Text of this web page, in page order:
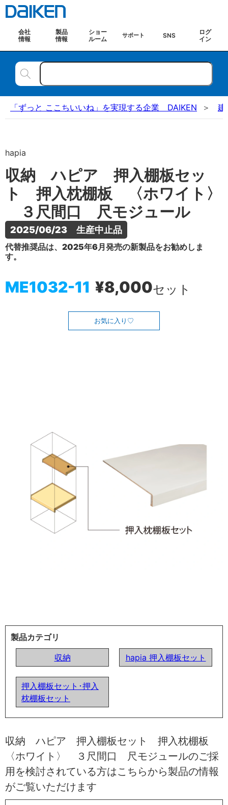
会社
情報
製品
情報
ショー
ルーム
サポート SNS
ログ
イン
「ずっと ここちいいね」を実現する企業 DAIKEN 建
hapia
収納 ハピア 押入棚板セッ
ト 押入枕棚板 〈ホワイト〉
３尺間口 尺モジュール
2025/06/23　生産中止品
代替推奨品は、2025年6月発売の新製品をお勧めしま
す。
ME1032-11 ¥8,000セット
お気に入り
製品カテゴリ
収納
hapia 押入棚板セット
押入棚板セット･押入
枕棚板セット
収納 ハピア 押入棚板セット 押入枕棚板
〈ホワイト〉 ３尺間口 尺モジュールのご採
用を検討されている方はこちらから製品の情報
がご覧いただけます